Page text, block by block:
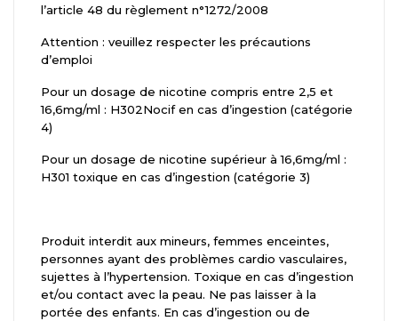
l’article 48 du règlement n°1272/2008
Attention : veuillez respecter les précautions
d’emploi
Pour un dosage de nicotine compris entre 2,5 et
16,6mg/ml : H302Nocif en cas d’ingestion (catégorie
4)
Pour un dosage de nicotine supérieur à 16,6mg/ml :
H301 toxique en cas d’ingestion (catégorie 3)
Produit interdit aux mineurs, femmes enceintes,
personnes ayant des problèmes cardio vasculaires,
sujettes à l’hypertension. Toxique en cas d’ingestion
et/ou contact avec la peau. Ne pas laisser à la
portée des enfants. En cas d’ingestion ou de